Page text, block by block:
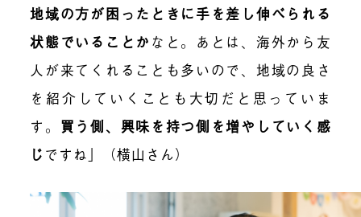
地域の方が困ったときに手を差し伸べられる
状態でいることか なと。あとは、海外から友
人が来てくれることも多いので、地域の良さ
を紹介していくことも大切だと思っていま
す。 買う側、興味を持つ側を増やしていく感
じ ですね」（横山さん）